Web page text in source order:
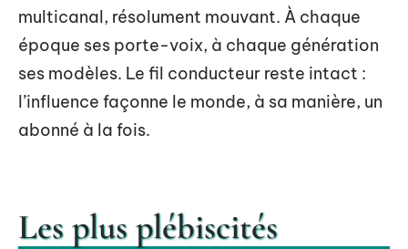
multicanal, résolument mouvant. À chaque
époque ses porte-voix, à chaque génération
ses modèles. Le fil conducteur reste intact :
l’influence façonne le monde, à sa manière, un
abonné à la fois.
Les plus plébiscités